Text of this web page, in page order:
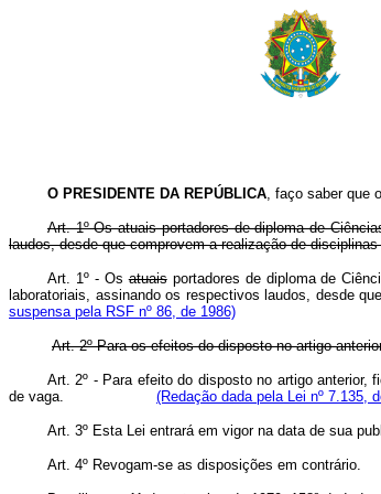
O PRESIDENTE DA REPÚBLICA, faço saber que
Art. 1º Os atuais portadores de diploma de
laudos, desde que comprovem a realização de
Art. 1º - Osatuaisportadores de diploma de
laboratoriais, assinando os respectivos laudos,
suspensa pela RSF nº 86, de 1986)
Art. 2º Para os efeitos do disposto no artigo
Art. 2º - Para efeito do disposto no artigo anterior,
de vaga. (Redação dada pela Lei nº 7.135,
Art. 3º Esta Lei entrará em vigor na data de sua
Art. 4º Revogam-se as disposições em contrário.